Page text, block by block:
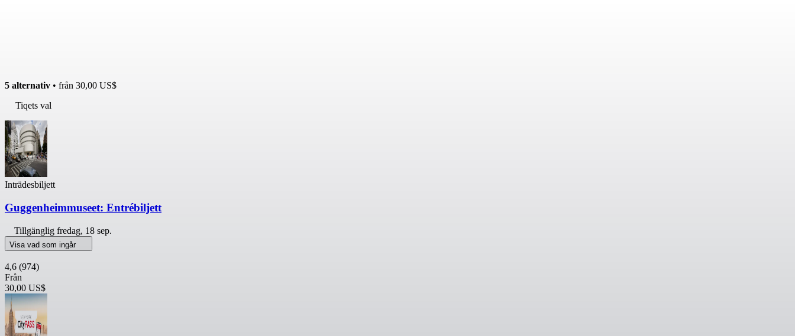
5 alternativ • från 30,00 US$
Tiqets val
Inträdesbiljett
Guggenheimmuseet: Entrébiljett
Tillgänglig fredag, 18 sep.
Visa vad som ingår
4,6 (974)
Från
30,00 US$